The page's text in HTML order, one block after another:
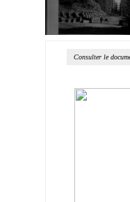
Consulter le